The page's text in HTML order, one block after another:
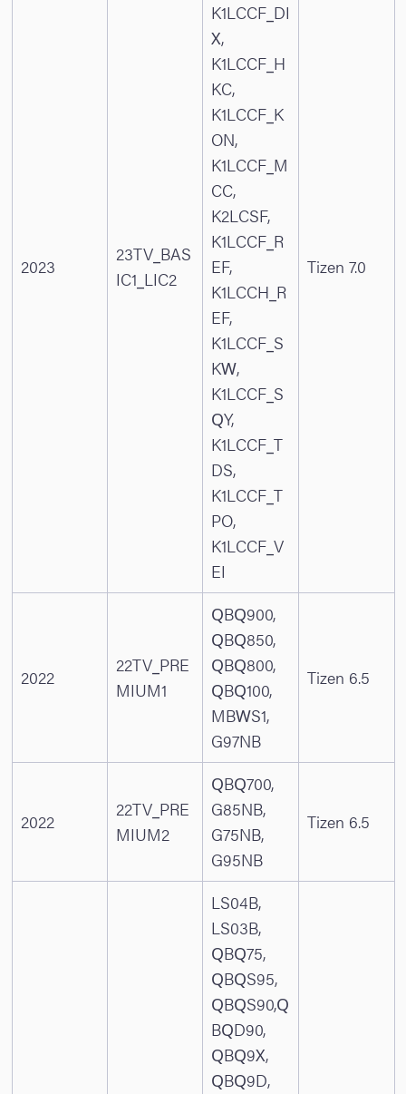
2023
23TV_BAS
IC1_LIC2
K1LCCF_DI
X,
K1LCCF_H
KC,
K1LCCF_K
ON,
K1LCCF_M
CC,
K2LCSF,
K1LCCF_R
EF,
K1LCCH_R
EF,
K1LCCF_S
KW,
K1LCCF_S
QY,
K1LCCF_T
DS,
K1LCCF_T
PO,
K1LCCF_V
EI
Tizen 7.0
2022
22TV_PRE
MIUM1
QBQ900,
QBQ850,
QBQ800,
QBQ100,
MBWS1,
G97NB
Tizen 6.5
2022
22TV_PRE
MIUM2
QBQ700,
G85NB,
G75NB,
G95NB
Tizen 6.5
LS04B,
LS03B,
QBQ75,
QBQS95,
QBQS90,Q
BQD90,
QBQ9X,
QBQ9D,